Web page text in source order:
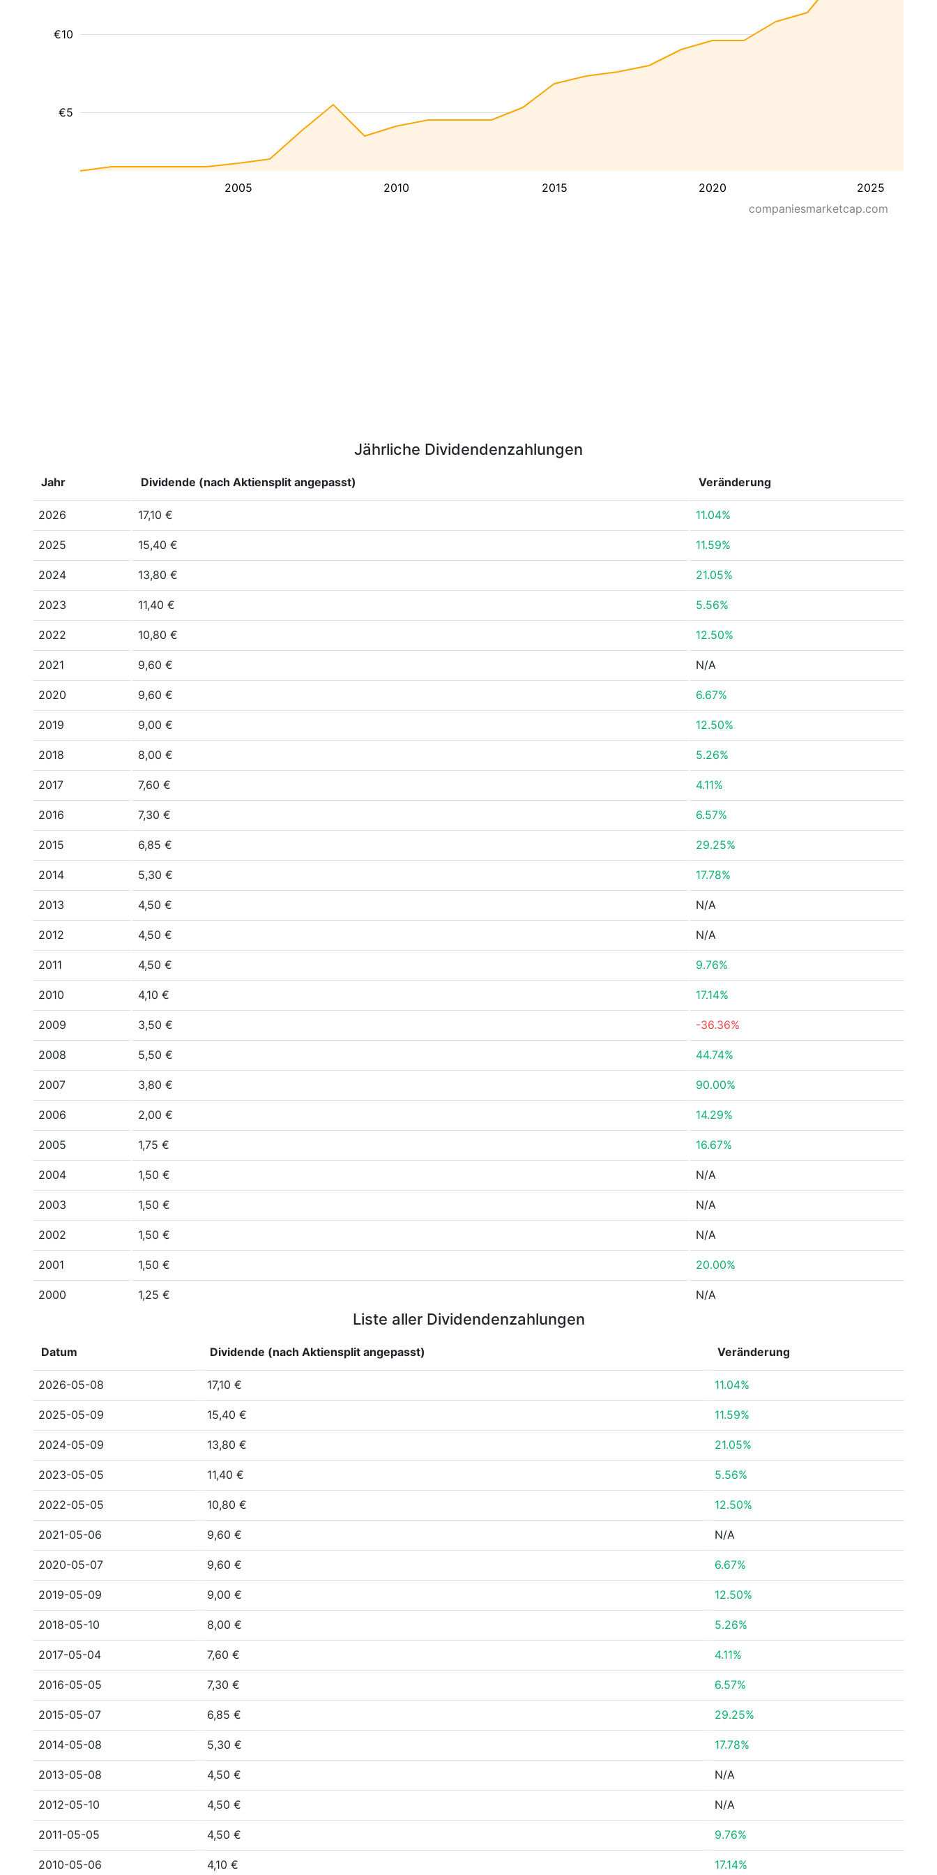
2005 2010 2015 2020 2025
€5
€10
companiesmarketcap.com
Jährliche Dividendenzahlungen
Jahr Dividende (nach Aktiensplit angepasst) Veränderung
2026 17,10 € 11.04%
2025 15,40 € 11.59%
2024 13,80 € 21.05%
2023 11,40 € 5.56%
2022 10,80 € 12.50%
2021 9,60 € N/A
2020 9,60 € 6.67%
2019 9,00 € 12.50%
2018 8,00 € 5.26%
2017 7,60 € 4.11%
2016 7,30 € 6.57%
2015 6,85 € 29.25%
2014 5,30 € 17.78%
2013 4,50 € N/A
2012 4,50 € N/A
2011 4,50 € 9.76%
2010 4,10 € 17.14%
2009 3,50 € -36.36%
2008 5,50 € 44.74%
2007 3,80 € 90.00%
2006 2,00 € 14.29%
2005 1,75 € 16.67%
2004 1,50 € N/A
2003 1,50 € N/A
2002 1,50 € N/A
2001 1,50 € 20.00%
2000 1,25 € N/A
Liste aller Dividendenzahlungen
Datum Dividende (nach Aktiensplit angepasst) Veränderung
2026-05-08 17,10 € 11.04%
2025-05-09 15,40 € 11.59%
2024-05-09 13,80 € 21.05%
2023-05-05 11,40 € 5.56%
2022-05-05 10,80 € 12.50%
2021-05-06 9,60 € N/A
2020-05-07 9,60 € 6.67%
2019-05-09 9,00 € 12.50%
2018-05-10 8,00 € 5.26%
2017-05-04 7,60 € 4.11%
2016-05-05 7,30 € 6.57%
2015-05-07 6,85 € 29.25%
2014-05-08 5,30 € 17.78%
2013-05-08 4,50 € N/A
2012-05-10 4,50 € N/A
2011-05-05 4,50 € 9.76%
2010-05-06 4,10 € 17.14%